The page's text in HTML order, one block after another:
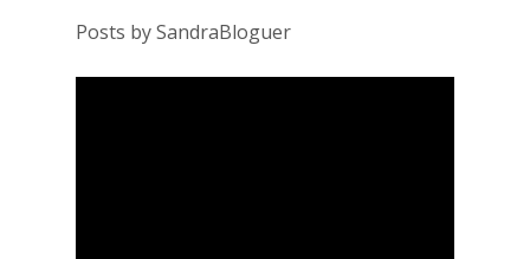
Posts by SandraBloguer